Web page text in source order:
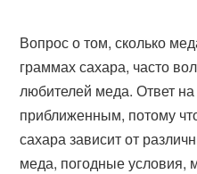
Вопрос о том, сколько
граммах сахара, часто
любителей меда. Ответ на
приближенным, потому
сахара зависит от
меда, погодные условия,